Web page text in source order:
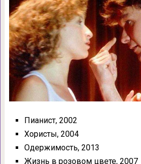
Пианист, 2002
Хористы, 2004
Одержимость, 2013
Жизнь в розовом цвете, 2007